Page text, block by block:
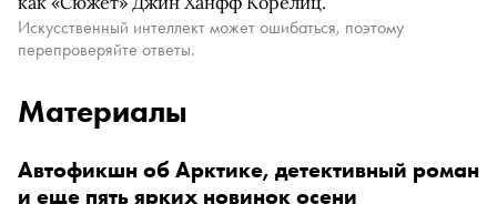
Искусственный интеллект может ошибаться, поэтому
перепроверяйте ответы.
Материалы
Автофикшн об Арктике, детективный роман
и еще пять ярких новинок осени